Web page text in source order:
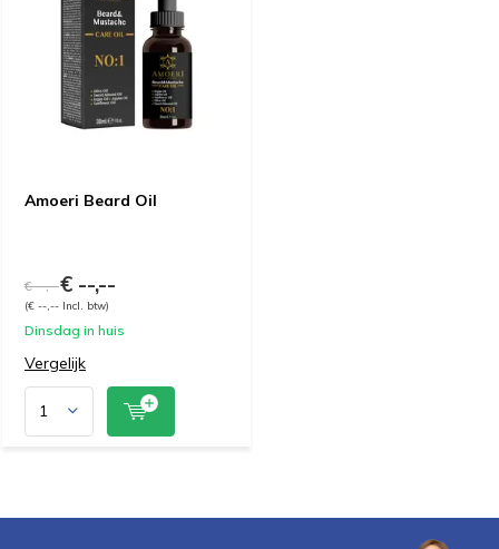
Amoeri Beard Oil
€ --,--€ --,--
(€ --,-- Incl. btw)
Dinsdag in huis
Vergelijk